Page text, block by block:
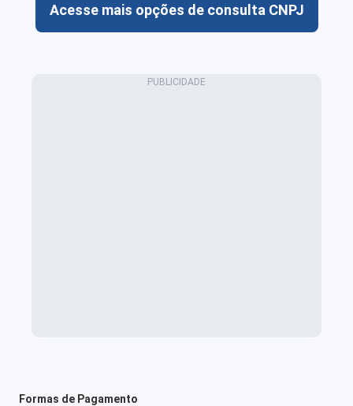
Acesse mais opções de consulta CNPJ
Formas de Pagamento